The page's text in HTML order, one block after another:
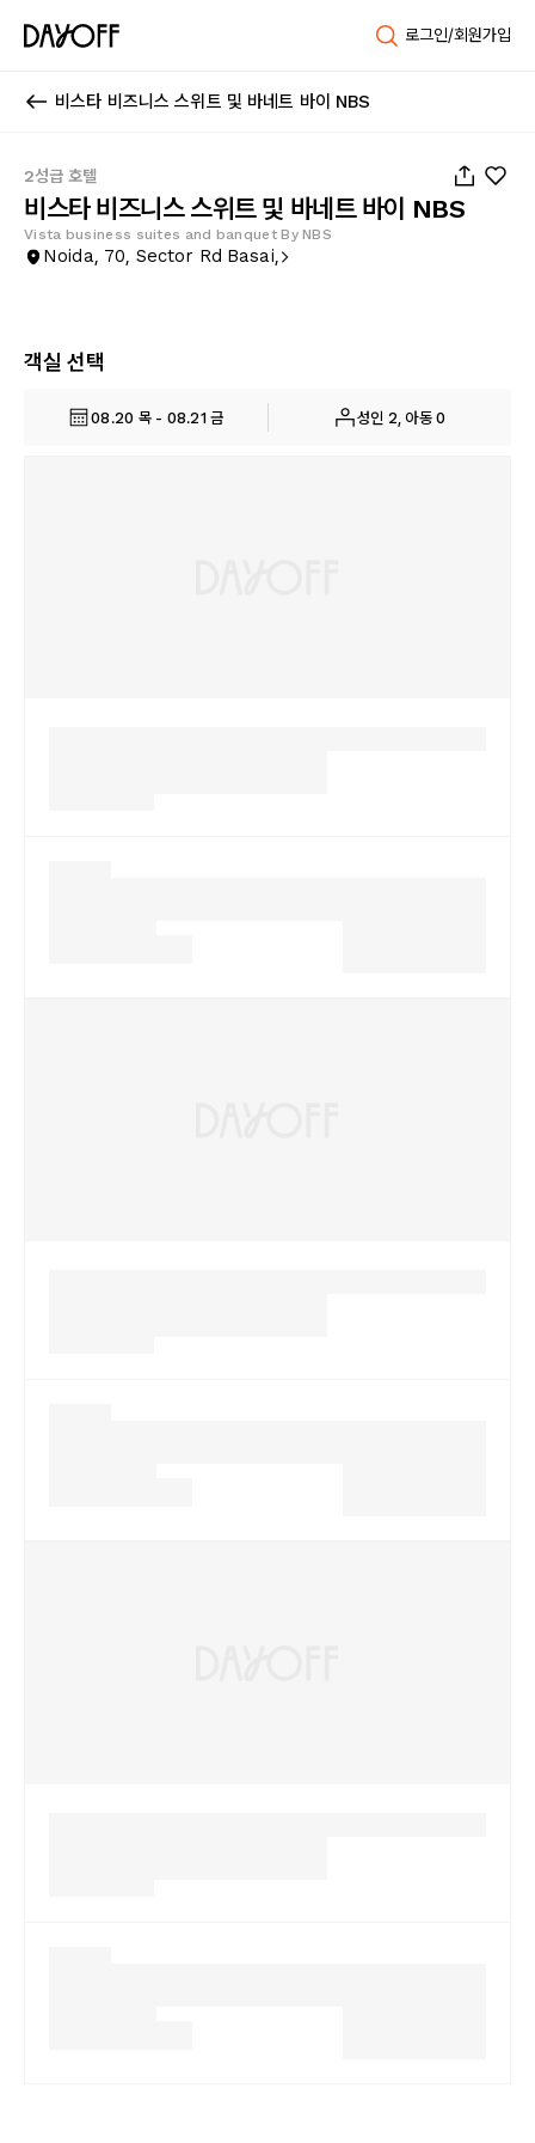
로그인/회원가입
비스타 비즈니스 스위트 및 바네트 바이 NBS
2성급 호텔
비스타 비즈니스 스위트 및 바네트 바이 NBS
Vista business suites and banquet By NBS
Noida, 70, Sector Rd Basai,
객실 선택
08.20 목 - 08.21 금 성인 2, 아동 0